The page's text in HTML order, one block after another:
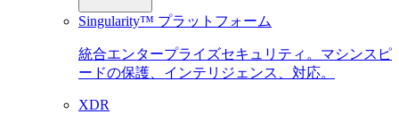
Singularity™ プラットフォーム
統合エンタープライズセキュリティ。マシンスピ
ードの保護、インテリジェンス、対応。
XDR